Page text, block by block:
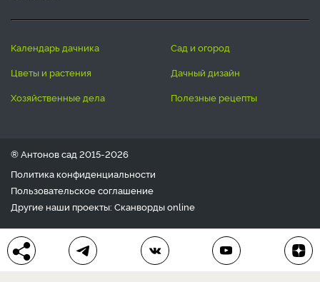
календарь дачника
сад и огород
цветы и растения
дачный дизайн
хозяйственные дела
полезные рецепты
® Антонов сад 2015-2026
Политика конфиденциальности
Пользовательское соглашение
Другие наши проекты: Сканвордыonline
Любое использование материала допускается только с
письменного согласия редакции